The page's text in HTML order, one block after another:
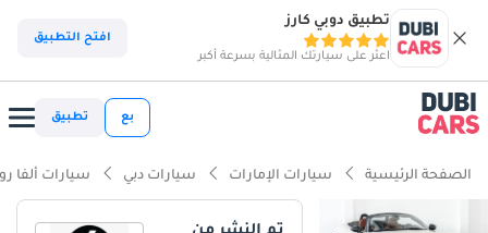
تطبيق دوبي كارز
اعثر على سيارتك المثالية بسرعة أكبر
افتح التطبيق
بع تطبيق
الصفحة الرئيسية سيارات الإمارات سيارات دبي سيارات ألفا